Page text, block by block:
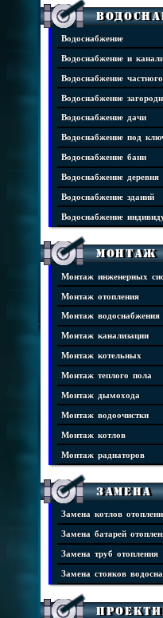
Водоснабжение
Водоснабжение и
Водоснабжение
Водоснабжение
Водоснабжение дачи
Водоснабжение под
Водоснабжение бани
Водоснабжение деревня
Водоснабжение зданий
Водоснабжение
Монтаж
Монтаж инженерных
Монтаж отопления
Монтаж водоснабжения
Монтаж канализации
Монтаж котельных
Монтаж теплого пола
Монтаж дымохода
Монтаж водоочистки
Монтаж котлов
Монтаж радиаторов
Замена
Замена котлов
Замена батарей
Замена труб отопления
Замена стояков